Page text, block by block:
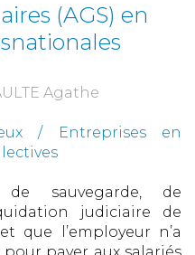
(AGS) en
Agathe
/
Entreprises en
de sauvegarde, de
judiciaire de
que l’employeur n’a